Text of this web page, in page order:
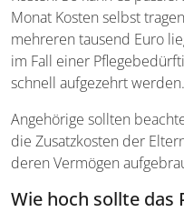
Monat Kosten selbst
mehreren tausend Euro
im Fall einer
schnell aufgezehrt werden.
Angehörige sollten
die Zusatzkosten der
deren Vermögen
Wie hoch sollte das